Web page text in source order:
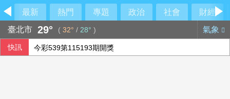
最新 熱門 專題 政治 社會
財經
臺北市 29° ( 32° / 28° ) 氣象
快訊 洪都拉斯為戲睡公園觀察街友 范逸臣邋遢到沒被認出